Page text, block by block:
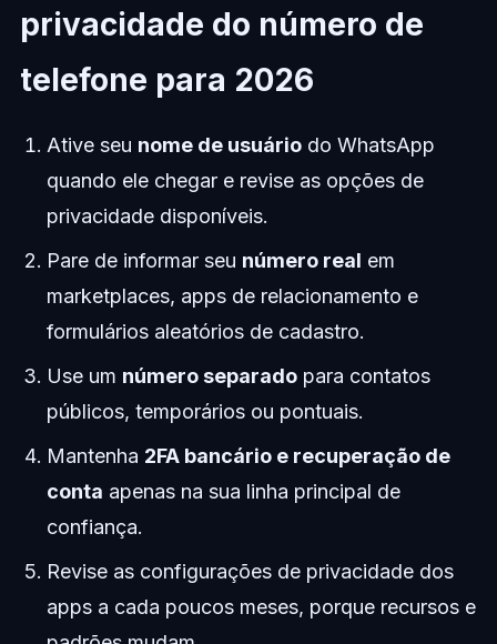
privacidade do número de
telefone para 2026
Ative seu nome de usuáriodo WhatsApp
quando ele chegar e revise as opções de
privacidade disponíveis.
Pare de informar seu número real em
marketplaces, apps de relacionamento e
formulários aleatórios de cadastro.
Use um número separadopara contatos
públicos, temporários ou pontuais.
Mantenha 2FA bancário e recuperação de
conta apenas na sua linha principal de
confiança.
Revise as configurações de privacidade dos
apps a cada poucos meses, porque recursos e